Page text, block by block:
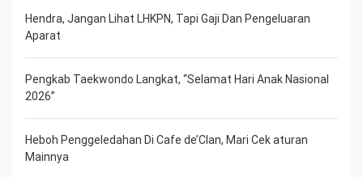
Hendra, Jangan Lihat LHKPN, Tapi Gaji Dan Pengeluaran
Aparat
Pengkab Taekwondo Langkat, “Selamat Hari Anak Nasional
2026”
Heboh Penggeledahan Di Cafe de’Clan, Mari Cek aturan
Mainnya